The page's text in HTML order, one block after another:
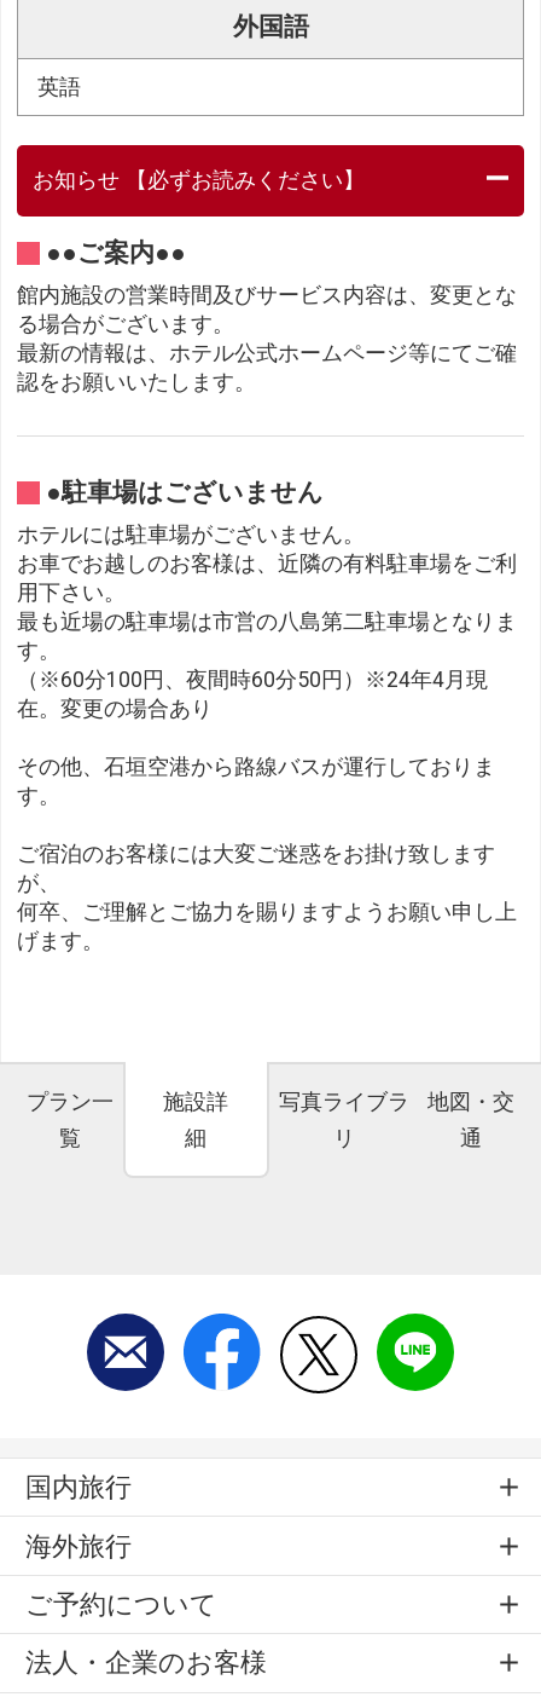
外国語
英語
お知らせ 【必ずお読みください】
●●ご案内●●
館内施設の営業時間及びサービス内容は、変更とな
る場合がございます。
最新の情報は、ホテル公式ホームページ等にてご確
認をお願いいたします。
●駐車場はございません
ホテルには駐車場がございません。
お車でお越しのお客様は、近隣の有料駐車場をご利
用下さい。
最も近場の駐車場は市営の八島第二駐車場となりま
す。
（※60分100円、夜間時60分50円）※24年4月現
在。変更の場合あり
その他、石垣空港から路線バスが運行しておりま
す。
ご宿泊のお客様には大変ご迷惑をお掛け致します
が、
何卒、ご理解とご協力を賜りますようお願い申し上
げます。
プラン一
覧
施設詳
細
写真ライブラ
リ
地図・交
通
国内旅行
海外旅行
ご予約について
法人・企業のお客様